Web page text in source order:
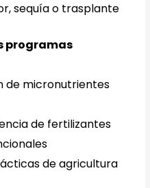
sequía o trasplante
programas
de micronutrientes
de fertilizantes
de agricultura